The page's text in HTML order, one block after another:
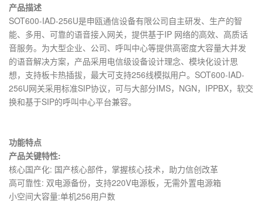
产品描述
SOT600-IAD-256U是申瓯通信设备有限公司自主研发、生产的智
能、多用、可靠的语音接入网关，提供基于IP 网络的高效、高质话
音服务。为大型企业、公司、呼叫中心等提供高密度大容量大并发
的语音解决方案，产品采用电信级设备设计理念、模块化设计思
想，支持板卡热插拔，最大可支持256线模拟用户。SOT600-IAD-
256U网关采用标准SIP协议，可与大部分IMS，NGN，IPPBX，软交
换和基于SIP的呼叫中心平台兼容。
功能特点
产品关键特性:
核心国产化: 国产核心部件，掌握核心技术，助力信创改革
高可靠性: 双电源备份，支持220V电源板，无需外置电源箱
小空间大容量:单机256用户数